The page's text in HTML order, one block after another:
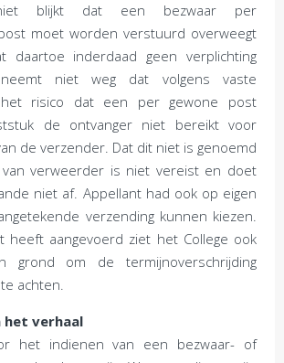
blijkt dat een bezwaar per
moet worden verstuurd overweegt
daartoe inderdaad geen verplichting
niet weg dat volgens vaste
het risico dat een per gewone post
de ontvanger niet bereikt voor
de verzender. Dat dit niet is genoemd
verweerder is niet vereist en doet
niet af. Appellant had ook op eigen
verzending kunnen kiezen.
heeft aangevoerd ziet het College ook
grond om de termijnoverschrijding
achten.
het verhaal
het indienen van een bezwaar- of